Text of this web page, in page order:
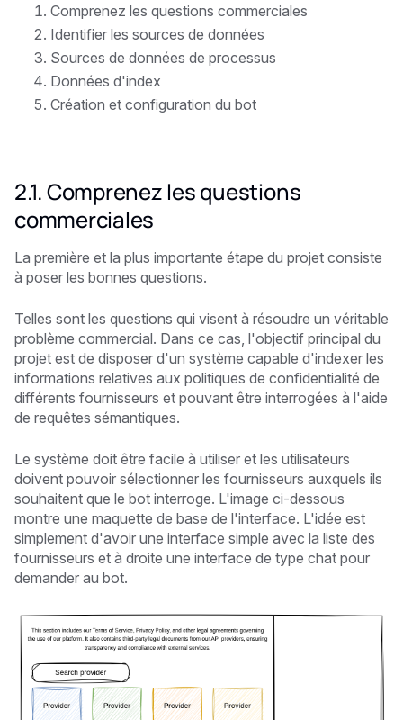
Comprenez les questions commerciales
Identifier les sources de données
Sources de données de processus
Données d'index
Création et configuration du bot
2.1. Comprenez les questions
commerciales
La première et la plus importante étape du projet consiste
à poser les bonnes questions.
Telles sont les questions qui visent à résoudre un véritable
problème commercial. Dans ce cas, l'objectif principal du
projet est de disposer d'un système capable d'indexer les
informations relatives aux politiques de confidentialité de
différents fournisseurs et pouvant être interrogées à l'aide
de requêtes sémantiques.
Le système doit être facile à utiliser et les utilisateurs
doivent pouvoir sélectionner les fournisseurs auxquels ils
souhaitent que le bot interroge. L'image ci-dessous
montre une maquette de base de l'interface. L'idée est
simplement d'avoir une interface simple avec la liste des
fournisseurs et à droite une interface de type chat pour
demander au bot.